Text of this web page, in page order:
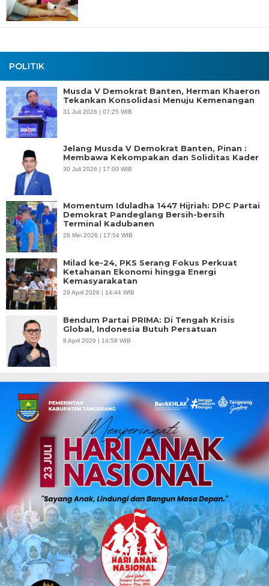
POLITIK
Musda V Demokrat Banten, Herman Khaeron
Tekankan Konsolidasi Menuju Kemenangan
31 Juli 2026 | 07:25 WIB
Jelang Musda V Demokrat Banten, Pinan :
Membawa Kekompakan dan Soliditas Kader
30 Juli 2026 | 17:00 WIB
Momentum Iduladha 1447 Hijriah: DPC Partai
Demokrat Pandeglang Bersih-bersih
Terminal Kadubanen
28 Mei 2026 | 17:54 WIB
Milad ke-24, PKS Serang Fokus Perkuat
Ketahanan Ekonomi hingga Energi
Kemasyarakatan
29 April 2026 | 14:44 WIB
Bendum Partai PRIMA: Di Tengah Krisis
Global, Indonesia Butuh Persatuan
8 April 2026 | 14:58 WIB